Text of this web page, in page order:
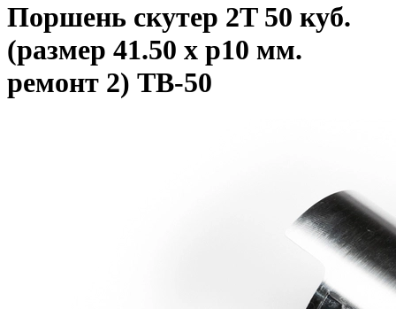
Поршень скутер 2T 50 куб.
(размер 41.50 x p10 мм.
ремонт 2) TB-50